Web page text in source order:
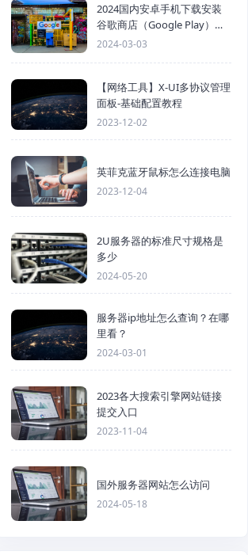
2024国内安卓手机下载安装
谷歌商店（Google Play）详
细步骤
2024-03-03
【网络工具】X-UI多协议管理
面板-基础配置教程
2023-12-02
英菲克蓝牙鼠标怎么连接电脑
2023-12-04
2U服务器的标准尺寸规格是
多少
2024-05-20
服务器ip地址怎么查询？在哪
里看？
2024-03-01
2023各大搜索引擎网站链接
提交入口
2023-11-04
国外服务器网站怎么访问
2024-05-18